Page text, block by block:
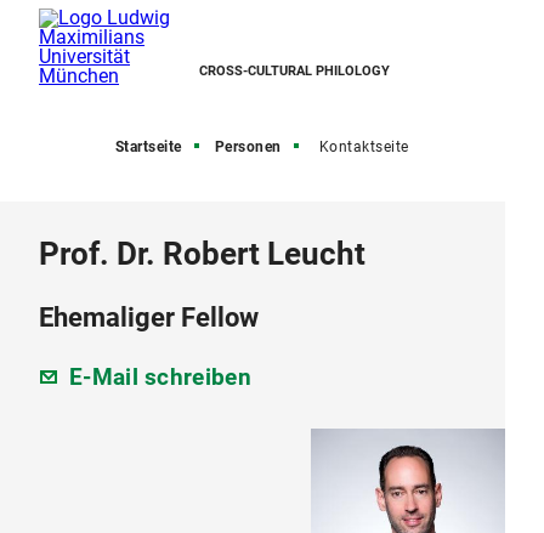
CROSS-CULTURAL PHILOLOGY
Startseite Personen Kontaktseite
Prof. Dr. Robert Leucht
Ehemaliger Fellow
E-Mail schreiben